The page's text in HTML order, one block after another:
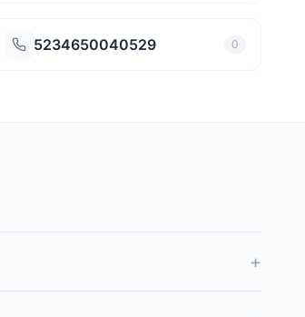
5234650040529 0
+